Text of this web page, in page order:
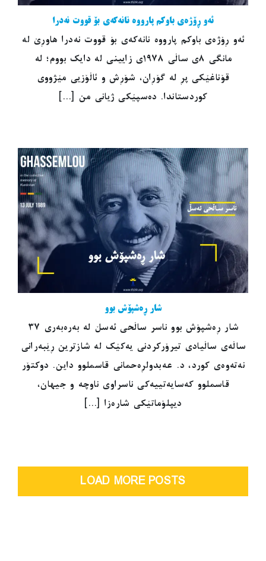
ئەو ڕۆژەی باوکم پارووە نانەکەی بۆ قووت نەدرا
ئەو ڕۆژەی باوکم پارووە نانەکەی بۆ قووت نەدرا هاوڕێ لە
مانگی ٨ی ساڵی ١٩٧٨ی زایینی لە دایک بووم؛ لە
قۆناغێکی پڕ لە گۆڕان، شۆڕش و ئاڵۆزیی مێژووی
کوردستاندا. دەسپێکی ژیانی من [...]
شار ڕەشپۆش بوو
شار ڕەشپۆش بوو ناسر ساڵحی ئەسڵ لە بەرەبەری ٣٧
ساڵەی ساڵیادی تیرۆرکردنی یەکێک لە شازترین ڕێبەرانی
نەتەوەی کورد، د. عەبدولڕەحمانی قاسملوو داین. دوکتۆر
قاسملوو کەسایەتییەکی ناسراوی ناوچە و جیهان،
دیپلۆماتێکی شارەزا [...]
LOAD MORE POSTS